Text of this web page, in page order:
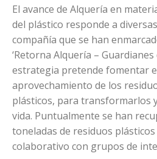
El avance de Alquería en
del plástico responde a
compañía que se han
‘Retorna Alquería – Guardianes
estrategia pretende fomentar
aprovechamiento de los
plásticos, para transformarlos
vida. Puntualmente se han
toneladas de residuos
colaborativo con grupos de